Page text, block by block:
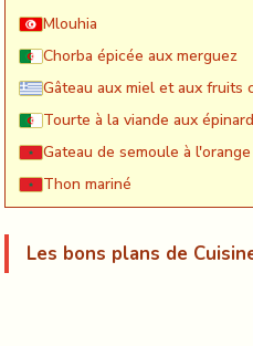
Mlouhia
Chorba épicée aux merguez
Gâteau aux miel et aux fruits
Tourte à la viande aux
Gateau de semoule à l'orange
Thon mariné
Les bons plans de